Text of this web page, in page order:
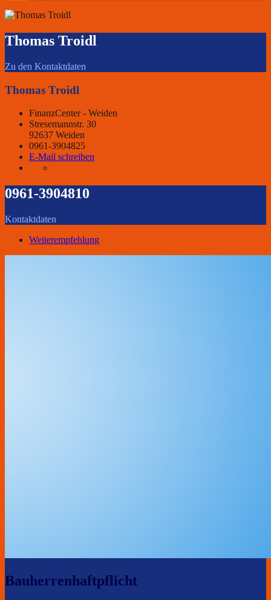
Thomas Troidl
Zu den Kontaktdaten
Thomas Troidl
FinanzCenter - Weiden
Stresemannstr. 30
92637 Weiden
0961-3904825
E-Mail schreiben
0961-3904810
Kontaktdaten
Weiterempfehlung
Bauherrenhaftpflicht